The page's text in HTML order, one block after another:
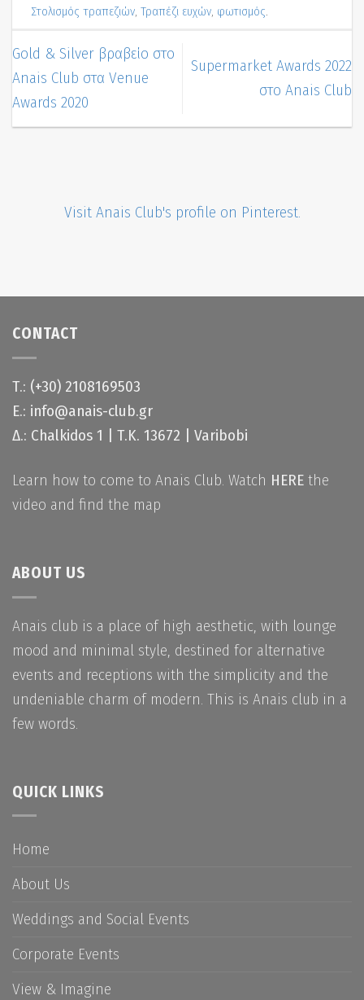
Στολισμός τραπεζιών ,Τραπέζι ευχών φωτισμός
Gold & Silver βραβείο στο
Anais Club στα Venue
Awards 2020
Supermarket Awards 2022
στο Anais Club
Visit Anais Club's profile on Pinterest.
CONTACT
Τ.: (+30) 2108169503
Ε.: info@anais-club.gr
Δ.: Chalkidos 1 | Τ.Κ. 13672 | Varibobi
Learn how to come to Anais Club. Watch HERE the
video and find the map
ABOUT US
Anais club is a place of high aesthetic, with lounge
mood and minimal style, destined for alternative
events and receptions with the simplicity and the
undeniable charm of modern. This is Anais club in a
few words.
QUICK LINKS
Home
About Us
Weddings and Social Events
Corporate Events
View & Imagine